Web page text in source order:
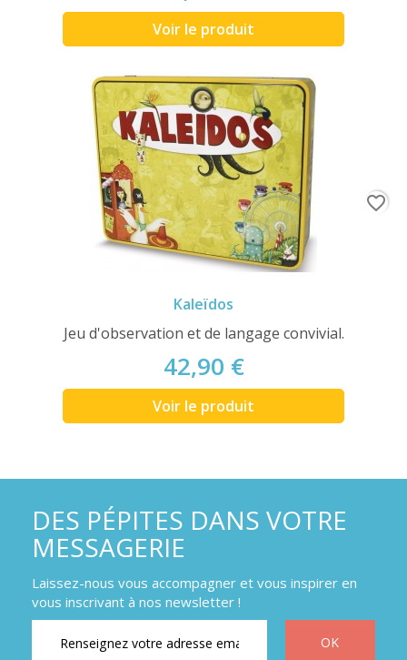
Voir le produit
Kaleïdos
Jeu d'observation et de langage convivial.
42,90 €
Voir le produit
favorite_border
DES PÉPITES DANS VOTRE
MESSAGERIE
Laissez-nous vous accompagner et vous inspirer en
vous inscrivant à nos newsletter !